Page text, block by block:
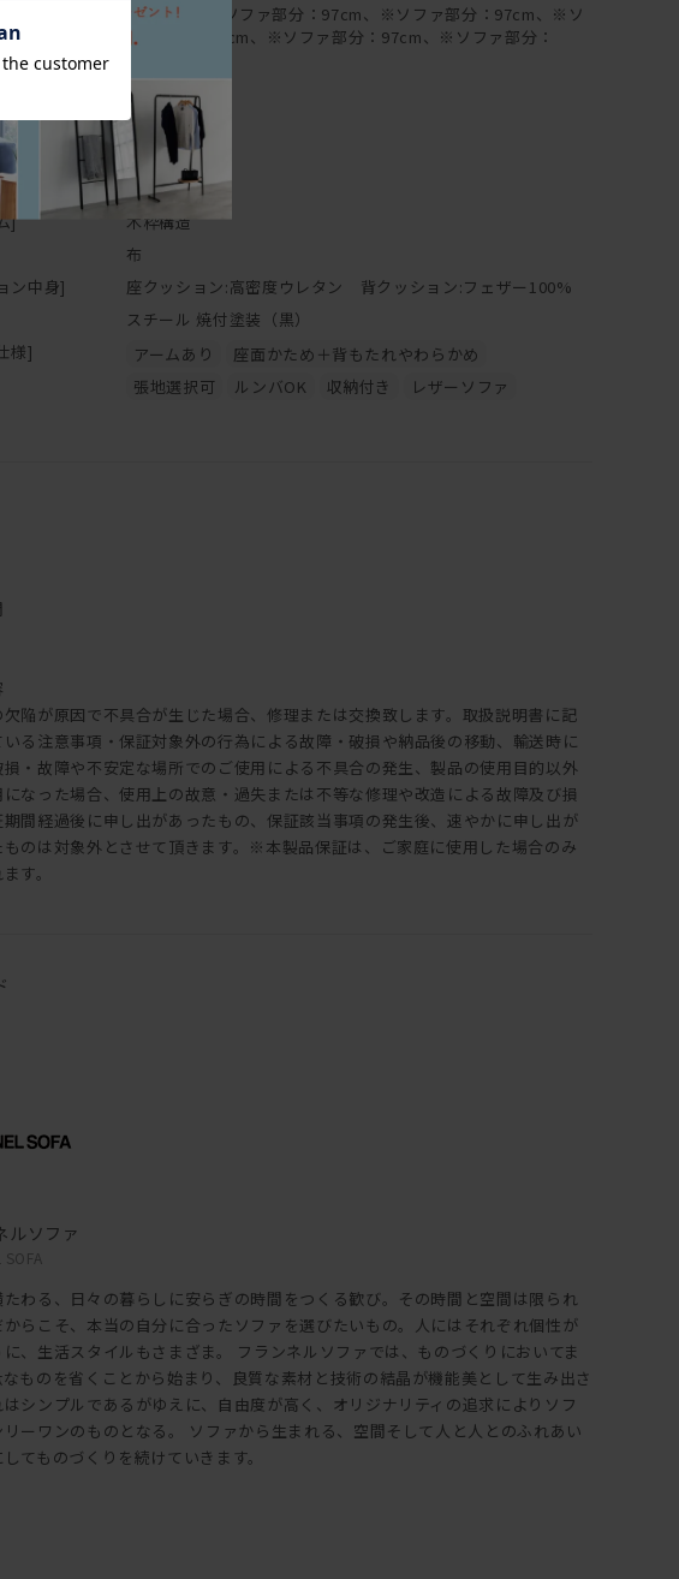
97-194cm ※ソファ部分：97cm、※ソファ部分：97cm、※ソ
ファ部分：97cm、※ソファ部分：97cm、※ソファ部分：
50cm
(SH)]
35cm
67cm
(AH)]
50cm
]
木枠構造
布
ン中身]
座クッション:高密度ウレタン 背クッション:フェザー100%
スチール 焼付塗装（黒）
様]
アームあり
座面かため＋背もたれやわらかめ
張地選択可
ルンバOK 収納付き レザーソファ
欠陥が原因で不具合が生じた場合、修理または交換致します。取扱説明書に記
いる注意事項・保証対象外の行為による故障・破損や納品後の移動、輸送時に
損・故障や不安定な場所でのご使用による不具合の発生、製品の使用目的以外
になった場合、使用上の故意・過失または不等な修理や改造による故障及び損
間経過後に申し出があったもの、保証該当事項の発生後、速やかに申し出が
ものは対象外とさせて頂きます。※本製品保証は、ご家庭に使用した場合のみ
す。
ルソファ
SOFA
たわる、日々の暮らしに安らぎの時間をつくる歓び。その時間と空間は限られ
からこそ、本当の自分に合ったソファを選びたいもの。人にはそれぞれ個性が
、生活スタイルもさまざま。 フランネルソファでは、ものづくりにおいてま
ものを省くことから始まり、良質な素材と技術の結晶が機能美として生み出さ
はシンプルであるがゆえに、自由度が高く、オリジナリティの追求によりソフ
リーワンのものとなる。 ソファから生まれる、空間そして人と人とのふれあい
てものづくりを続けていきます。